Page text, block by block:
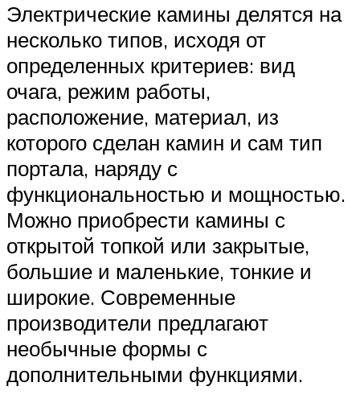
Электрические камины делятся на
несколько типов, исходя от
определенных критериев: вид
очага, режим работы,
расположение, материал, из
которого сделан камин и сам тип
портала, наряду с
функциональностью и мощностью.
Можно приобрести камины с
открытой топкой или закрытые,
большие и маленькие, тонкие и
широкие. Современные
производители предлагают
необычные формы с
дополнительными функциями.